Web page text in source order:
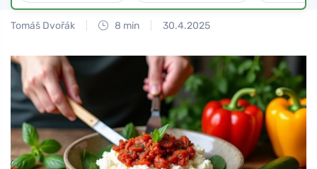
Tomáš Dvořák 8 min 30.4.2025